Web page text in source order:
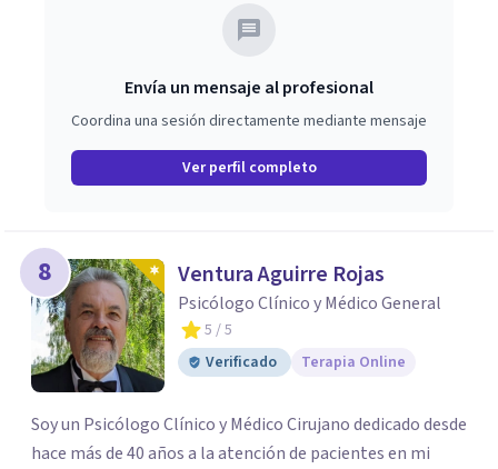
Envía un mensaje al profesional
Coordina una sesión directamente mediante mensaje
Ver perfil completo
8 Ventura Aguirre Rojas
Psicólogo Clínico y Médico General
5 / 5
Verificado
Terapia Online
Soy un Psicólogo Clínico y Médico Cirujano dedicado desde
hace más de 40 años a la atención de pacientes en mi